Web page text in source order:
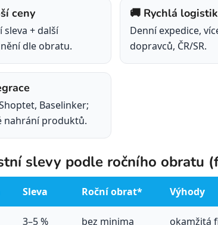
ceny
sleva + další
dle obratu.
🚚 Rychlá
Denní expedice,
dopravců, ČR/SR.
Baselinker;
nahrání produktů.
slevy podle ročního obratu
Sleva Roční obrat* Výhody
3–5 % bez minima okamžitá